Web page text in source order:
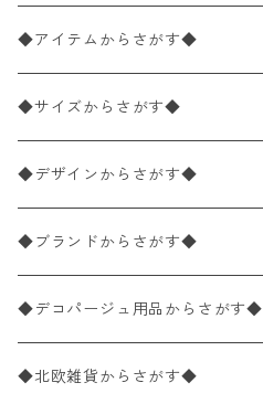
◆アイテムからさがす◆
ペーパーナプキン2枚バラ売り
ペーパーナプキン1枚バラ売り
ペーパーナプキン20枚入りパック
ペーパーナプキン10枚入りパック
ライスペーパー
◆サイズからさがす◆
33×33cm（ランチサイズ）
バラ売り
パック売り
25×25cm（カクテルサイズ）
バラ売り
パック売り
40×40cm（ディナーサイズ）
バラ売り
21×21cm（ポケットサイズ）
◆デザインからさがす◆
花柄
植物・グリーン柄
動物・鳥・昆虫・蝶柄
◆ブランドからさがす◆
ドイツ製 IHR/イア
ランチサイズ
ドイツ製 Ambiente/アンビエンテ
◆デコパージュ用品からさがす◆
デコパージュ液
◆北欧雑貨からさがす◆